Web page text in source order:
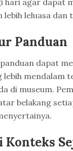
hari agar dapat
lebih leluasa dan
Panduan
dapat
lebih mendalam
di museum.
belakang
Konteks